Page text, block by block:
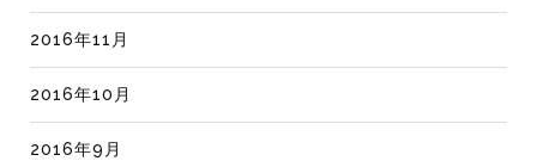
2016年11月
2016年10月
2016年9月